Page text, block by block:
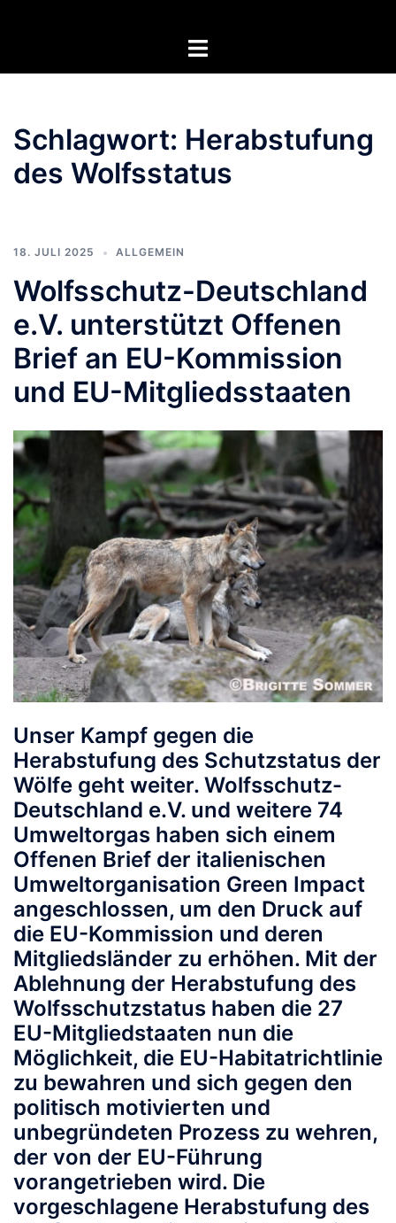
Menü
Schlagwort: Herabstufung
des Wolfsstatus
18. JULI 2025 ALLGEMEIN
Wolfsschutz-Deutschland
e.V. unterstützt Offenen
Brief an EU-Kommission
und EU-Mitgliedsstaaten
Unser Kampf gegen die
Herabstufung des Schutzstatus der
Wölfe geht weiter. Wolfsschutz-
Deutschland e.V. und weitere 74
Umweltorgas haben sich einem
Offenen Brief der italienischen
Umweltorganisation Green Impact
angeschlossen, um den Druck auf
die EU-Kommission und deren
Mitgliedsländer zu erhöhen. Mit der
Ablehnung der Herabstufung des
Wolfsschutzstatus haben die 27
EU-Mitgliedstaaten nun die
Möglichkeit, die EU-Habitatrichtlinie
zu bewahren und sich gegen den
politisch motivierten und
unbegründeten Prozess zu wehren,
der von der EU-Führung
vorangetrieben wird. Die
vorgeschlagene Herabstufung des